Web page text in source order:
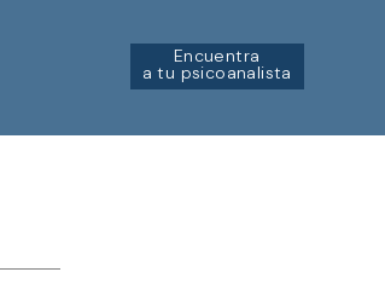
Encuentra
a tu psicoanalista